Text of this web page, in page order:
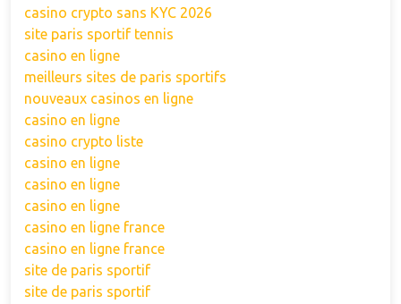
casino crypto sans KYC 2026
site paris sportif tennis
casino en ligne
meilleurs sites de paris sportifs
nouveaux casinos en ligne
casino en ligne
casino crypto liste
casino en ligne
casino en ligne
casino en ligne
casino en ligne france
casino en ligne france
site de paris sportif
site de paris sportif